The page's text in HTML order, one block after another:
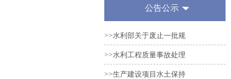
公告公示
>>水利部关于废止一批规
>>水利工程质量事故处理
>>生产建设项目水土保持